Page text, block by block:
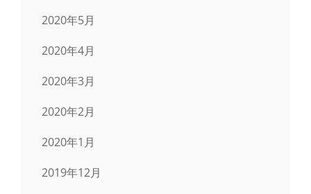
2020年5月
2020年4月
2020年3月
2020年2月
2020年1月
2019年12月